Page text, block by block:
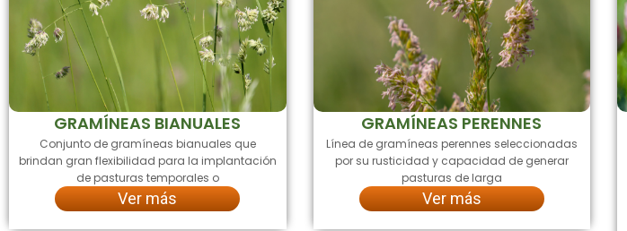
GRAMÍNEAS BIANUALES
Conjunto de gramíneas bianuales que
brindan gran flexibilidad para la implantación
de pasturas temporales o
Ver más
GRAMÍNEAS PERENNES
Línea de gramíneas perennes seleccionadas
por su rusticidad y capacidad de generar
pasturas de larga
Ver más